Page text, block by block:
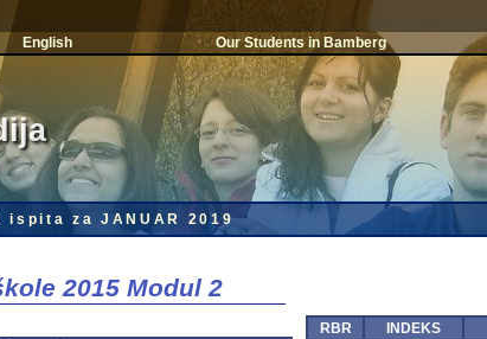
English Our Students in Bamberg
ispita za JANUAR 2019
2015 Modul 2
RBR INDEKS